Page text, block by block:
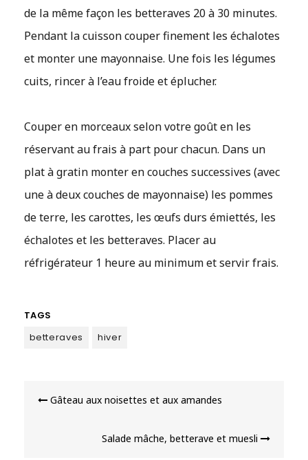
de la même façon les betteraves 20 à 30 minutes.
Pendant la cuisson couper finement les échalotes
et monter une mayonnaise. Une fois les légumes
cuits, rincer à l’eau froide et éplucher.
Couper en morceaux selon votre goût en les
réservant au frais à part pour chacun. Dans un
plat à gratin monter en couches successives (avec
une à deux couches de mayonnaise) les pommes
de terre, les carottes, les œufs durs émiettés, les
échalotes et les betteraves. Placer au
réfrigérateur 1 heure au minimum et servir frais.
TAGS
betteraves
hiver
de Gâteau aux noisettes et aux amandes
Salade mâche, betterave et muesli